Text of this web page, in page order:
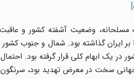
مسلحانه، وضعیت آشفته کشور و
ایران گذاشته بود. شمال و جنوب
در یک ابهام کلی قرار گرفته بود.
سخت در معرض تهدید بود،